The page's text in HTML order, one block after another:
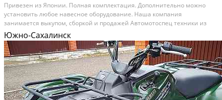
Привезен из Японии. Полная комплектация. Дополнительно можно
установить любое навесное оборудование. Наша компания
занимается выкупом, сборкой и продажей Автомотоспец техники из
Японии, Америки и Европы. Техника поставляется комплектами из
города Саппоро в город Северо-Курильск, и в нашей...
Южно-Сахалинск